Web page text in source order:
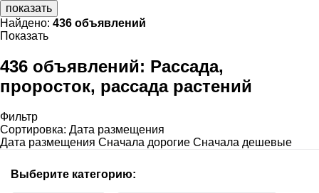
показать
Найдено: 436 объявлений
Показать
436 объявлений: Рассада,
проросток, рассада растений
Фильтр
Сортировка: Дата размещения
Дата размещения Сначала дорогие Сначала дешевые
Выберите категорию: